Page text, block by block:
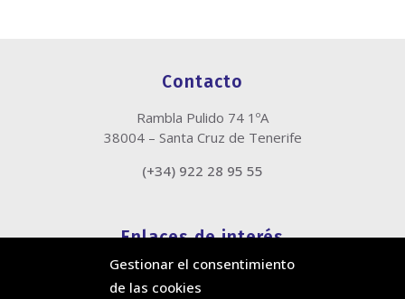
Gestionar el consentimiento
de las cookies
Contacto
Rambla Pulido 74 1ºA
38004 – Santa Cruz de Tenerife
(+34) 922 28 95 55
Enlaces de interés
Política de cookies
Política de privacidad